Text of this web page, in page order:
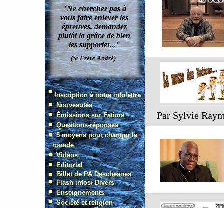
Par Sylvie